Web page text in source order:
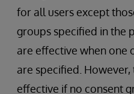
for all users except
groups specified in the
are effective when one
are specified.
effective if no consent